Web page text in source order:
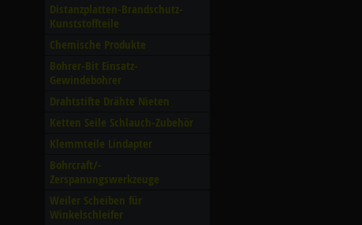
Distanzplatten-Brandschutz-
Kunststoffteile
Chemische Produkte
Bohrer-Bit Einsatz-
Gewindebohrer
Drahtstifte Drähte Nieten
Ketten Seile Schlauch-Zubehör
Klemmteile Lindapter
Bohrcraft/­
Zerspanungswerkzeuge
Weiler Scheiben für
Winkelschleifer